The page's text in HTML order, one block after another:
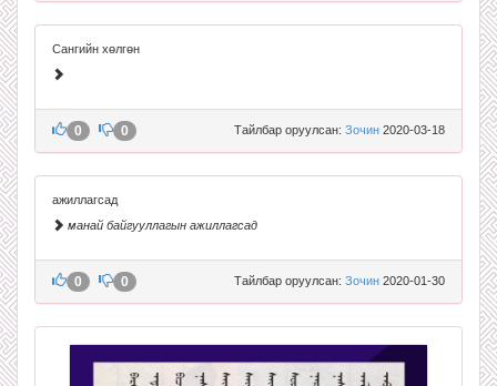
Сангийн хөлгөн
Тайлбар оруулсан: Зочин 2020-03-18
0 0
ажиллагсад
манай байгууллагын ажиллагсад
Тайлбар оруулсан: Зочин 2020-01-30
0 0